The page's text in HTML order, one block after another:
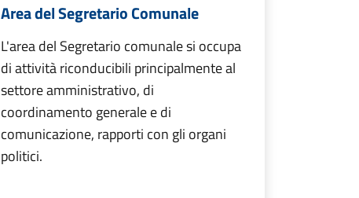
Area del Segretario Comunale
L'area del Segretario comunale si occupa
di attività riconducibili principalmente al
settore amministrativo, di
coordinamento generale e di
comunicazione, rapporti con gli organi
politici.